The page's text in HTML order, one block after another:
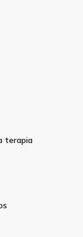
terapia